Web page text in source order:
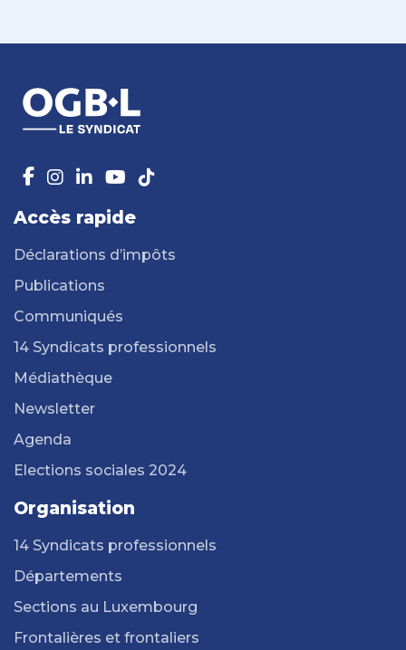
Accès rapide
Déclarations d’impôts
Publications
Communiqués
14 Syndicats professionnels
Médiathèque
Newsletter
Agenda
Elections sociales 2024
Organisation
14 Syndicats professionnels
Départements
Sections au Luxembourg
Frontalières et frontaliers